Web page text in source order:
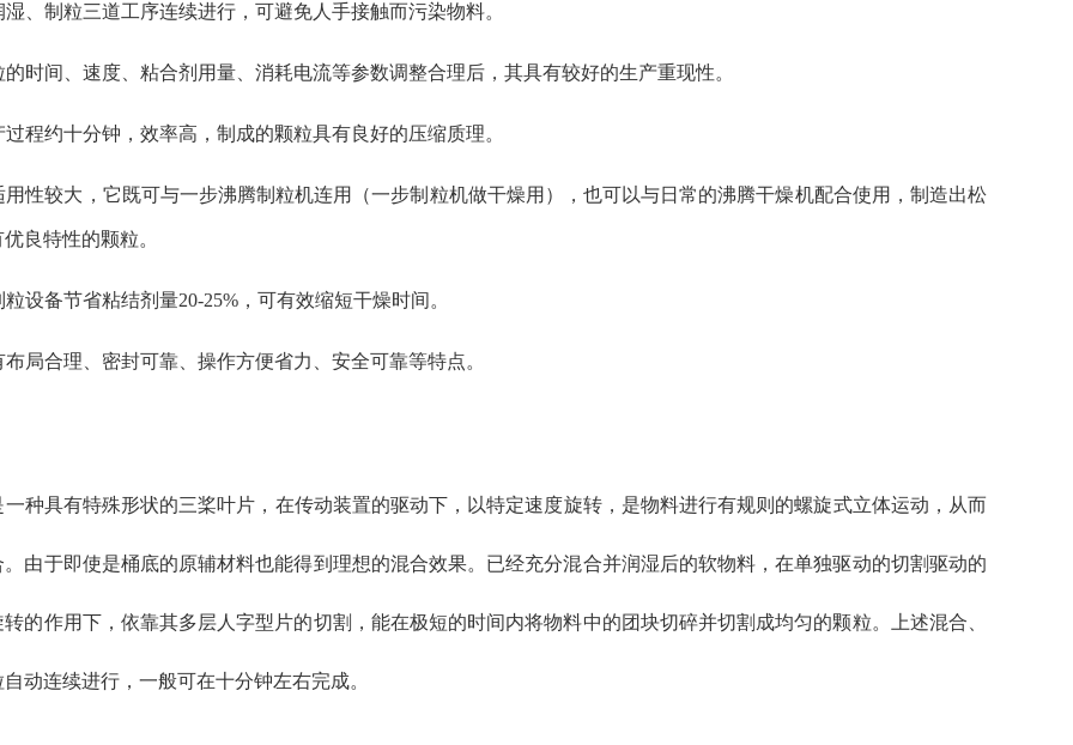
、制粒三道工序连续进行，可避免人手接触而污染物料。
的时间、速度、粘合剂用量、消耗电流等参数调整合理后，其具有较好的生产重现性。
程约十分钟，效率高，制成的颗粒具有良好的压缩质理。
用性较大，它既可与一步沸腾制粒机连用（一步制粒机做干燥用），也可以与日常的沸腾干燥机配合使用，制造出松
良特性的颗粒。
设备节省粘结剂量20-25%，可有效缩短干燥时间。
局合理、密封可靠、操作方便省力、安全可靠等特点。
种具有特殊形状的三桨叶片，在传动装置的驱动下，以特定速度旋转，是物料进行有规则的螺旋式立体运动，从而
由于即使是桶底的原辅材料也能得到理想的混合效果。已经充分混合并润湿后的软物料，在单独驱动的切割驱动的
的作用下，依靠其多层人字型片的切割，能在极短的时间内将物料中的团块切碎并切割成均匀的颗粒。上述混合、
动连续进行，一般可在十分钟左右完成。